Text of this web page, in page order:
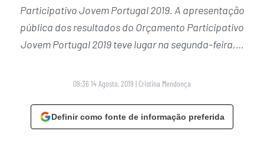
Participativo Jovem Portugal 2019. A apresentação
pública dos resultados do Orçamento Participativo
Jovem Portugal 2019 teve lugar na segunda-feira,…
09:36 14 Agosto, 2019 | Cristina Mendonça
Definir como fonte de informação preferida